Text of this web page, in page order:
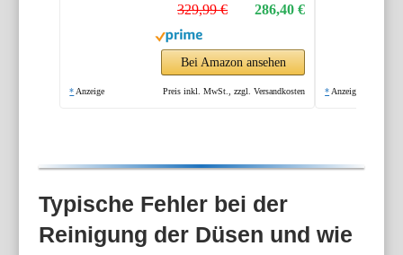
inkl.
Bodenreinigungsset
EasyFix, Düsen,
Mikrofaser-Überzug
286,40 €
329,99 €
Bei Amazon ansehen
* Anzeige Preis inkl. MwSt., zzgl. Versandkosten * Anzeige
Typische Fehler bei der
Reinigung der Düsen und wie